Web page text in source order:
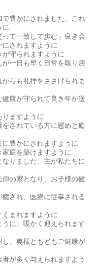
豊かにされました、これ
に
て一致して歩む」良き会
されますように
守られますように
一日も早く日常を取り戻
らも礼拝をささげられま
康が守られて良き年が送
ますように
されている方に慰めと癒
豊かにされますように
庭を築けますように
りました、主が私たちに
の家となり、お子様の健
され、医療に従事される
まれますように
に、暖かく迎えられます
、奥様ともどもご健康が
が多く与えられますよう